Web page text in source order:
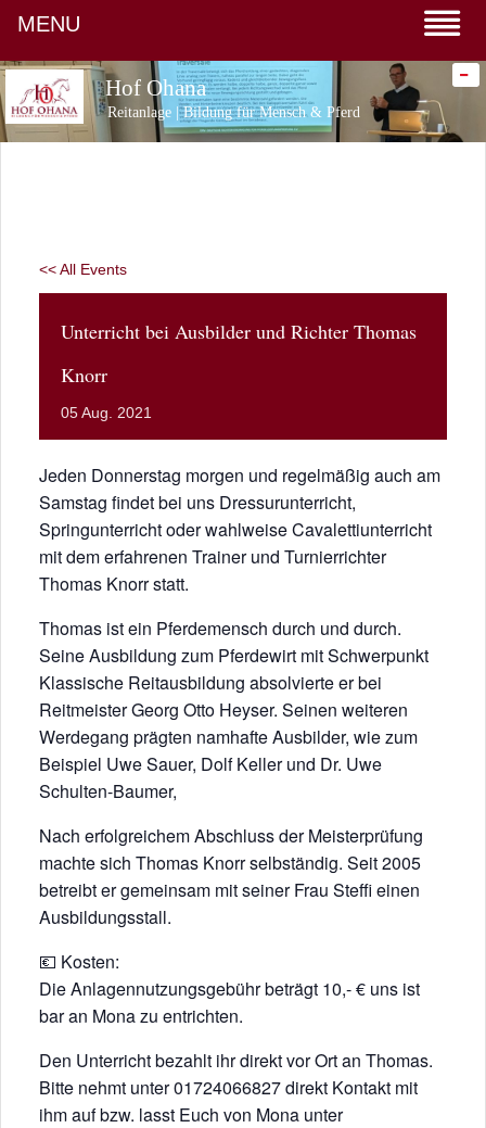
Hof Ohana
Reitanlage | Bildung für Mensch & Pferd
-
<< All Events
Unterricht bei Ausbilder und Richter Thomas
Knorr
05Aug. 2021
Jeden Donnerstag morgen und regelmäßig auch am
Samstag findet bei uns Dressurunterricht,
Springunterricht oder wahlweise Cavalettiunterricht
mit dem erfahrenen Trainer und Turnierrichter
Thomas Knorr statt.
Thomas ist ein Pferdemensch durch und durch.
Seine Ausbildung zum Pferdewirt mit Schwerpunkt
Klassische Reitausbildung absolvierte er bei
Reitmeister Georg Otto Heyser. Seinen weiteren
Werdegang prägten namhafte Ausbilder, wie zum
Beispiel Uwe Sauer, Dolf Keller und Dr. Uwe
Schulten-Baumer,
Nach erfolgreichem Abschluss der Meisterprüfung
machte sich Thomas Knorr selbständig. Seit 2005
betreibt er gemeinsam mit seiner Frau Steffi einen
Ausbildungsstall.
💶 Kosten:
Die Anlagennutzungsgebühr beträgt 10,- € uns ist
bar an Mona zu entrichten.
Den Unterricht bezahlt ihr direkt vor Ort an Thomas.
Bitte nehmt unter 01724066827 direkt Kontakt mit
ihm auf bzw. lasst Euch von Mona unter
MENU